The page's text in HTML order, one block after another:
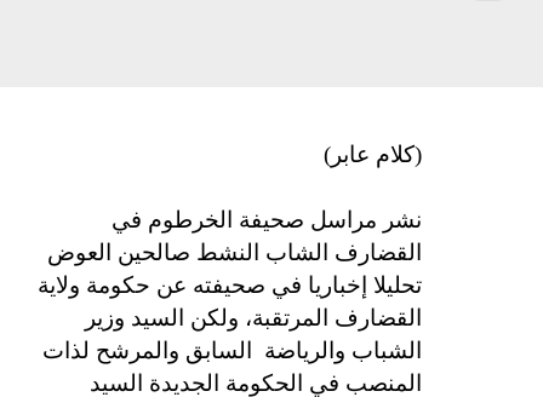
(كلام عابر)
نشر مراسل صحيفة الخرطوم في
القضارف الشاب النشط صالحين العوض
تحليلا إخباريا في صحيفته عن حكومة ولاية
القضارف المرتقبة، ولكن السيد وزير
الشباب والرياضة السابق والمرشح لذات
المنصب في الحكومة الجديدة السيد